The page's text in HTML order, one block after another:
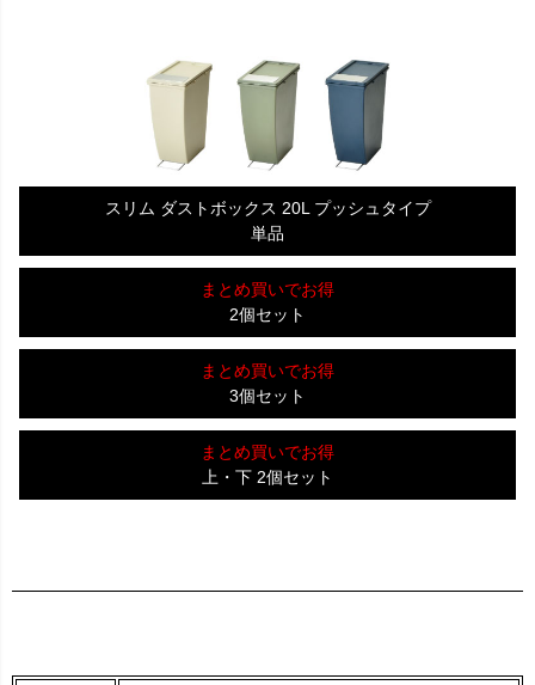
スリム ダストボックス 20L プッシュタイプ
単品
まとめ買いでお得
2個セット
まとめ買いでお得
3個セット
まとめ買いでお得
上・下 2個セット